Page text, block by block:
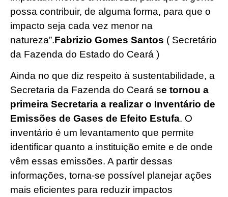
possa contribuir, de alguma forma, para que o
impacto seja cada vez menor na
natureza”.Fabrizio Gomes Santos ( Secretário
da Fazenda do Estado do Ceará )
Ainda no que diz respeito à sustentabilidade, a
Secretaria da Fazenda do Ceará se tornou a
primeira Secretaria a realizar o Inventário de
Emissões de Gases de Efeito Estufa. O
inventário é um levantamento que permite
identificar quanto a instituição emite e de onde
vêm essas emissões. A partir dessas
informações, torna-se possível planejar ações
mais eficientes para reduzir impactos